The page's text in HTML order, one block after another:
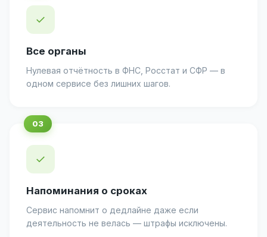
✓
Все органы
Нулевая отчётность в ФНС, Росстат и СФР — в
одном сервисе без лишних шагов.
✓
Напоминания о сроках
Сервис напомнит о дедлайне даже если
деятельность не велась — штрафы исключены.